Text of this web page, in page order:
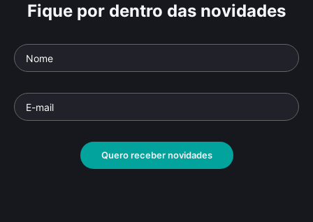
Fique por dentro das novidades
Quero receber novidades